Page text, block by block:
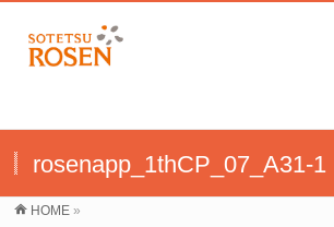
rosenapp_1thCP_07_A31-1
HOME »